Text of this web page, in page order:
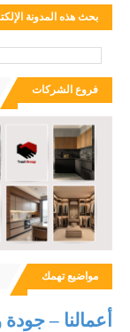
بحث هذه المدونة
فروع الشركات
مواضيع تهمك
أعمالنا –